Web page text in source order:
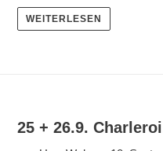
WEITERLESEN
25 + 26.9.